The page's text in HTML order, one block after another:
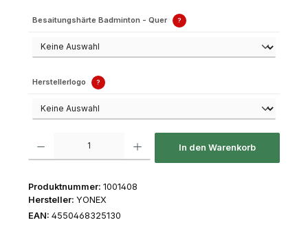
Besaitungshärte Badminton - Quer ?
Herstellerlogo ?
In den Warenkorb
Produktnummer: 1001408
Hersteller: YONEX
EAN: 4550468325130